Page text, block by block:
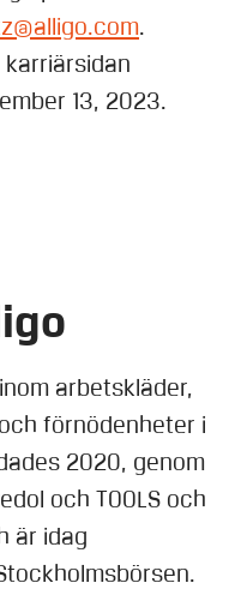
.
karriärsidan
13, 2023.
arbetskläder,
förnödenheter i
2020, genom
och TOOLS och
är idag